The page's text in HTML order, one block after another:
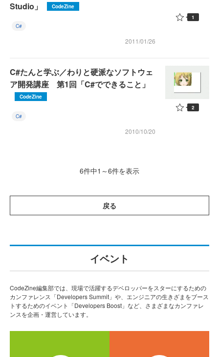
Studio」
CodeZine
C#
2011/01/26
1
C#たんと学ぶ／わりと硬派なソフトウェ
ア開発講座 第1回「C#でできること」
CodeZine
C#
2010/10/20
2
6件中1～6件を表示
戻る
イベント
CodeZine編集部では、現場で活躍するデベロッパーをスターにするための
カンファレンス「Developers Summit」や、エンジニアの生きざまをブース
トするためのイベント「Developers Boost」など、さまざまなカンファレ
ンスを企画・運営しています。